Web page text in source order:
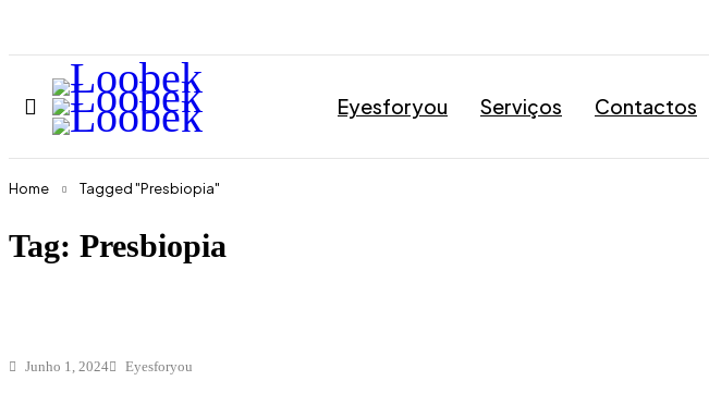
Eyesforyou Serviços Contactos
Home Tagged "Presbiopia"
Tag: Presbiopia
Junho 1, 2024 Eyesforyou